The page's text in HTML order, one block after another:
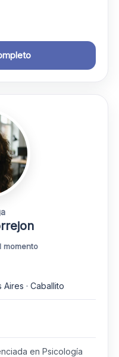
momento
· Caballito
en Psicología